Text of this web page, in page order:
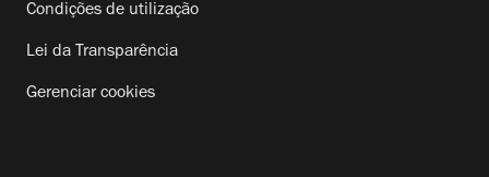
Condições de utilização
Lei da Transparência
Gerenciar cookies